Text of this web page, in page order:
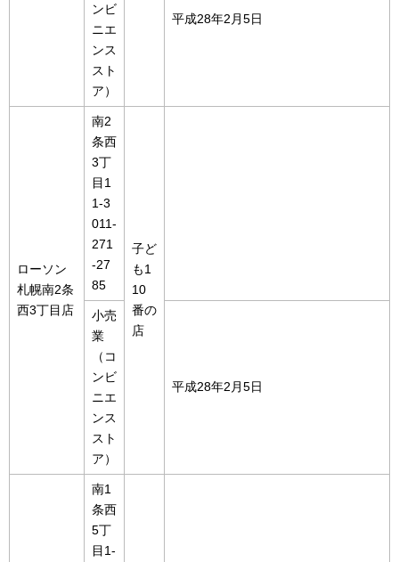
ンビ
ニエ
ンス
スト
ア）
平成28年2月5日
ローソン
札幌南2条
西3丁目店
南2
条西
3丁
目1
1-3
011-
271
-27
85
子ど
も1
10
番の
店
小売
業
（コ
ンビ
ニエ
ンス
スト
ア）
平成28年2月5日
南1
条西
5丁
目1-